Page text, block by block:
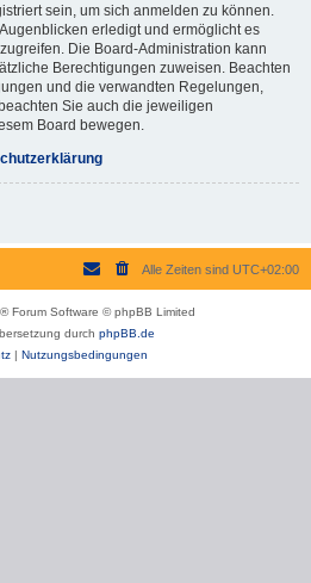
sein, um sich anmelden zu können.
erledigt und ermöglicht es
Die Board-Administration kann
Berechtigungen zuweisen. Beachten
und die verwandten Regelungen,
Sie auch die jeweiligen
Board bewegen.
Alle Zeiten sind UTC+02:00
® Forum Software © phpBB Limited
durch phpBB.de
| Nutzungsbedingungen